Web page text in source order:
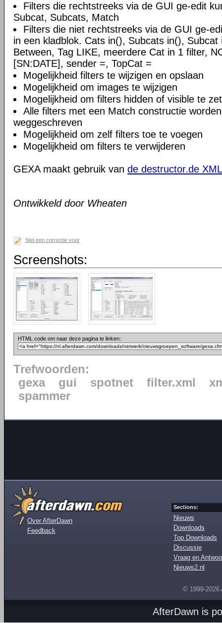
Filters die rechtstreeks via de GUI ge-edit
Subcat, Subcats, Match
Filters die niet rechtstreeks via de GUI ge-
in een kladblok. Cats in(), Subcats in(),
Between, Tag LIKE, meerdere Cat in 1 filter,
[SN:DATE], sender =, TopCat =
Mogelijkheid filters te wijzigen en opslaan
Mogelijkheid om images te wijzigen
Mogelijkheid om filters hidden of visible te
Alle filters met een Match constructie
weggeschreven
Mogelijkheid om zelf filters toe te voegen
Mogelijkheid om filters te verwijderen
GEXA maakt gebruik van de destructor.de
Ontwikkeld door Wheaten
Stel een correctie voor
Screenshots:
HTML code om naar deze pagina te linken:
Trefwoorden:
gexa
gui spotnet filter.xml
spammer
Over AfterDawn
Feedback
Sections:
Nieuws
Downloads
Top Downloads
Discussie
Vraag en
Nieuws2.nl
© 1999-2026
AfterDawn is